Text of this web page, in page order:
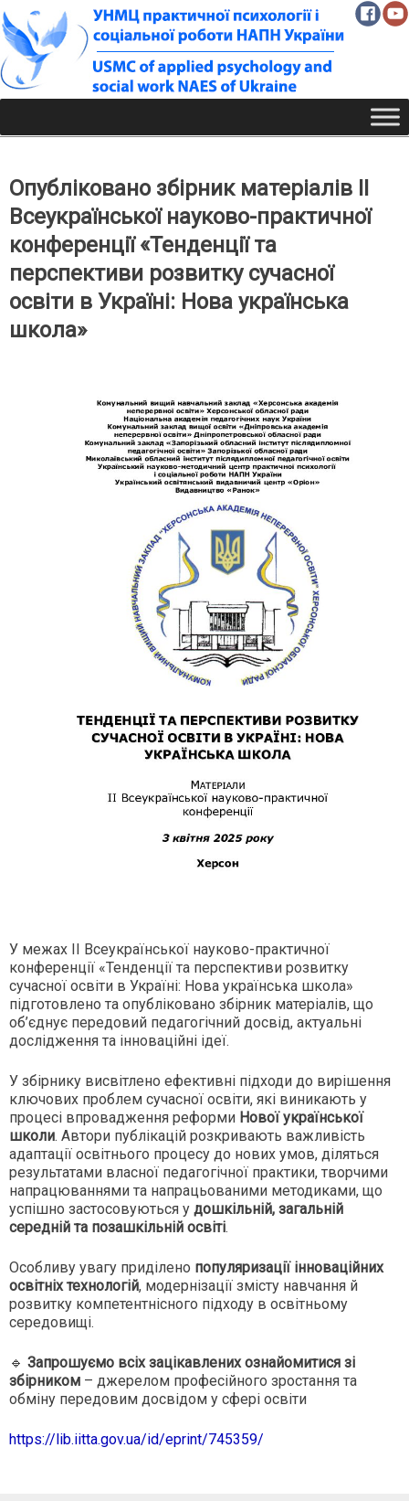
Skip
to
content
Опубліковано збірник матеріалів ІІ
Всеукраїнської науково-практичної
конференції «Тенденції та
перспективи розвитку сучасної
освіти в Україні: Нова українська
школа»
У межах ІІ Всеукраїнської науково-практичної
конференції «Тенденції та перспективи розвитку
сучасної освіти в Україні: Нова українська школа»
підготовлено та опубліковано збірник матеріалів, що
об’єднує передовий педагогічний досвід, актуальні
дослідження та інноваційні ідеї.
У збірнику висвітлено ефективні підходи до вирішення
ключових проблем сучасної освіти, які виникають у
процесі впровадження реформи Нової української
школи. Автори публікацій розкривають важливість
адаптації освітнього процесу до нових умов, діляться
результатами власної педагогічної практики, творчими
напрацюваннями та напрацьованими методиками, що
успішно застосовуються у дошкільній, загальній
середній та позашкільній освіті.
Особливу увагу приділено популяризації інноваційних
освітніх технологій, модернізації змісту навчання й
розвитку компетентнісного підходу в освітньому
середовищі.
🔹 Запрошуємо всіх зацікавлених ознайомитися зі
збірником – джерелом професійного зростання та
обміну передовим досвідом у сфері освіти
https://lib.iitta.gov.ua/id/eprint/745359/